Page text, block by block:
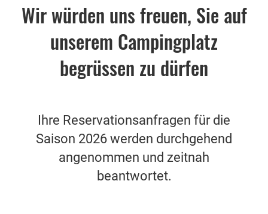
Wir würden uns freuen, Sie auf
unserem Campingplatz
begrüssen zu dürfen
Ihre Reservationsanfragen für die
Saison 2026 werden durchgehend
angenommen und zeitnah
beantwortet.